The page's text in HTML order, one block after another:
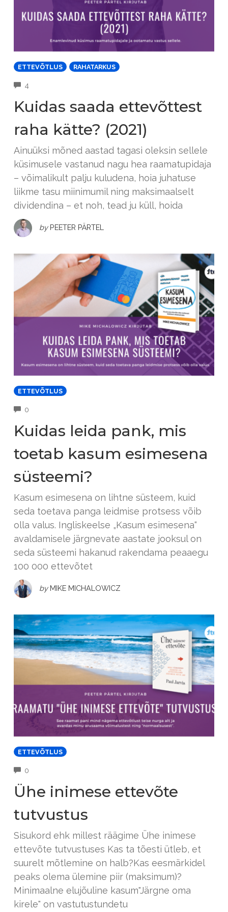
ETTEVÕTLUS RAHATARKUS
4
Kuidas saada ettevõttest
raha kätte? (2021)
Ainuüksi mõned aastad tagasi oleksin sellele
küsimusele vastanud nagu hea raamatupidaja
– võimalikult palju kuludena, hoia juhatuse
liikme tasu miinimumil ning maksimaalselt
dividendina – et noh, tead ju küll, hoida
by PEETER PÄRTEL
ETTEVÕTLUS
0
Kuidas leida pank, mis
toetab kasum esimesena
süsteemi?
Kasum esimesena on lihtne süsteem, kuid
seda toetava panga leidmise protsess võib
olla valus. Ingliskeelse „Kasum esimesena“
avaldamisele järgnevate aastate jooksul on
seda süsteemi hakanud rakendama peaaegu
100 000 ettevõtet
by MIKE MICHALOWICZ
ETTEVÕTLUS
0
Ühe inimese ettevõte
tutvustus
Sisukord ehk millest räägime Ühe inimese
ettevõte tutvustuses Kas ta tõesti ütleb, et
suurelt mõtlemine on halb?Kas eesmärkidel
peaks olema ülemine piir (maksimum)?
Minimaalne elujõuline kasum"Järgne oma
kirele" on vastutustundetu